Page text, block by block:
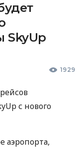
SkyUp
1929
с нового
аэропорта,